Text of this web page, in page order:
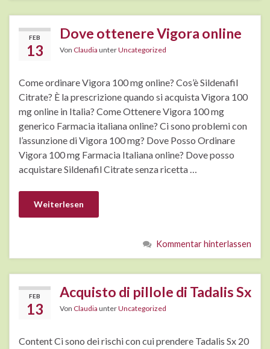
FEB
13
Dove ottenere Vigora online
Von Claudia unterUncategorized
Come ordinare Vigora 100 mg online? Cos’è Sildenafil
Citrate? È la prescrizione quando si acquista Vigora 100
mg online in Italia? Come Ottenere Vigora 100 mg
generico Farmacia italiana online? Ci sono problemi con
l’assunzione di Vigora 100 mg? Dove Posso Ordinare
Vigora 100 mg Farmacia Italiana online? Dove posso
acquistare Sildenafil Citrate senza ricetta …
Weiterlesen
Kommentar hinterlassen
FEB
13
Acquisto di pillole di Tadalis Sx
Von Claudia unterUncategorized
Content Ci sono dei rischi con cui prendere Tadalis Sx 20